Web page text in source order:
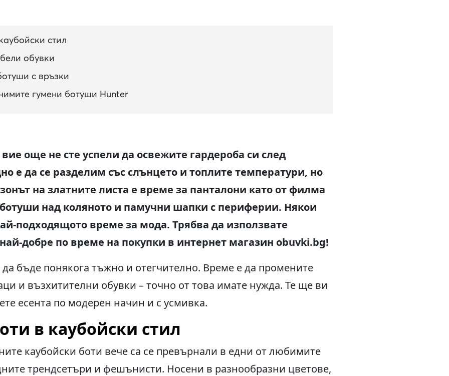
стил
обувки
с връзки
гумени ботуши Hunter
още не сте успели да освежите гардероба си след
е да се разделим със слънцето и топлите температури, но
на златните листа е време за панталони като от филма
над коляното и памучни шапки с периферии. Някои
подходящото време за мода. Трябва да използвате
добре по време на покупки в интернет магазин obuvki.bg!
бъде понякога тъжно и отегчително. Време е да промените
и възхитителни обувки – точно от това имате нужда. Те ще ви
есента по модерен начин и с усмивка.
в каубойски стил
каубойски боти вече са се превърнали в едни от любимите
трендсетъри и фешънисти. Носени в разнообразни цветове,